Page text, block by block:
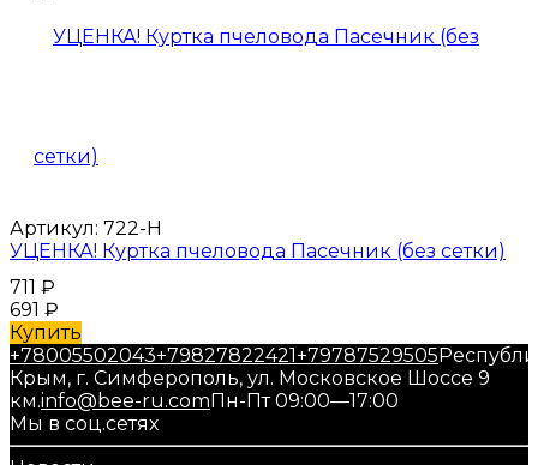
Артикул: 722-Н
УЦЕНКА! Куртка пчеловода Пасечник (без сетки)
711 ₽
691 ₽
Купить
+78005502043+79827822421+79787529505
Крым, г. Симферополь, ул. Московское Шоссе 9
км.info@bee-ru.comПн-Пт 09:00—17:00
Мы в соц.сетях